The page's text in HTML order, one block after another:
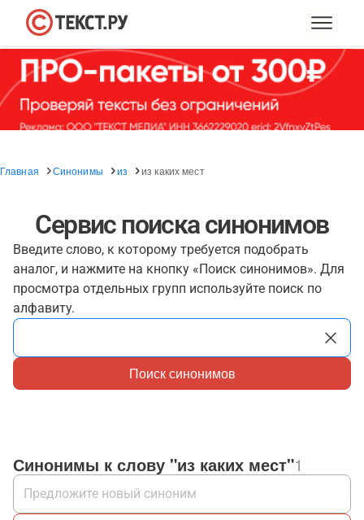
Главная Синонимы из из каких мест
Сервис поиска синонимов
Введите слово, к которому требуется подобрать
аналог, и нажмите на кнопку «Поиск синонимов». Для
просмотра отдельных групп используйте поиск по
алфавиту.
Поиск синонимов
Синонимы к слову "из каких мест"1